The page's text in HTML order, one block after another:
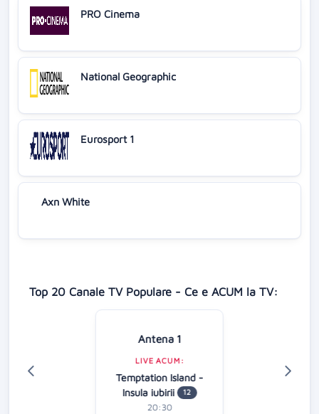
PRO Cinema
National Geographic
Eurosport 1
Axn White
Top 20 Canale TV Populare - Ce e ACUM la TV:
Antena 1
LIVE ACUM:
Temptation Island -
Insula iubirii
12
20:30